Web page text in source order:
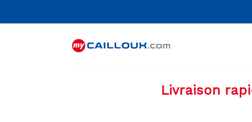
Livraison